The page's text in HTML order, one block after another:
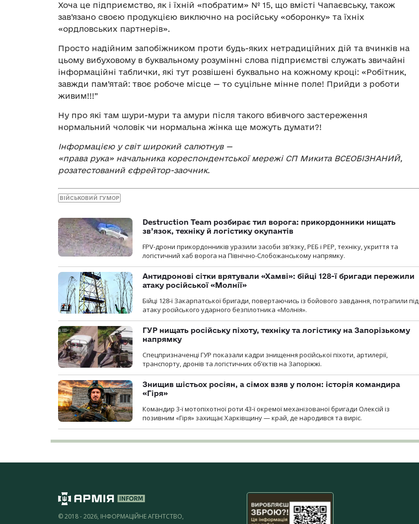
Хоча це підприємство, як і їхній «побратим» № 15, що вмісті Чапаєвську, також
зав’язано своєю продукцією виключно на російську «оборонку» та їхніх
«ордловських партнерів».
Просто надійним запобіжником проти будь-яких нетрадиційних дій та вчинків на
цьому вибуховому в буквальному розумінні слова підприємстві служать звичайні
інформаційні таблички, які тут розвішені буквально на кожному кроці: «Робітник,
завжди пам’ятай: твоє робоче місце — то суцільне мінне поле! Прийди з роботи
живим!!!”
Ну про які там шури-мури та амури після такого вбивчого застереження
нормальний чоловік чи нормальна жінка ще можуть думати?!
Інформацією у світ широкий салютнув —
«права рука» начальника кореспондентської мережі СП Микита ВСЕОБІЗНАНИЙ,
розатестований єфрейтор-заочник.
ВІЙСЬКОВИЙ ГУМОР
Destruction Team розбирає тил ворога: прикордонники нищать
зв’язок, техніку й логістику окупантів
FPV-дрони прикордонників уразили засоби зв’язку, РЕБ і РЕР, техніку, укриття та
логістичний хаб ворога на Північно-Слобожанському напрямку.
Антидронові сітки врятували «Хамві»: бійці 128-ї бригади пережили
атаку російської «Молнії»
Бійці 128-ї Закарпатської бригади, повертаючись із бойового завдання, потрапили під
атаку російського ударного безпілотника «Молнія».
ГУР нищать російську піхоту, техніку та логістику на Запорізькому
напрямку
Спецпризначенці ГУР показали кадри знищення російської піхоти, артилерії,
транспорту, дронів та логістичних об’єктів на Запоріжжі.
Знищив шістьох росіян, а сімох взяв у полон: історія командира
«Гіря»
Командир 3-ї мотопіхотної роти 43-ї окремої механізованої бригади Олексій із
позивним «Гіря» захищає Харківщину — край, де народився та виріс.
© 2018 - 2026, ІНФОРМАЦІЙНЕ АГЕНТСТВО,